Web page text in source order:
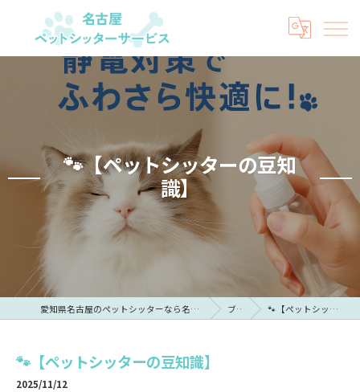
🐾【ペットシッターの豆知
識】
愛知県名古屋のペットシッターなら名古屋ペットシッターサービス ブログ 🐾【ペットシッターの豆知識】
🐾【ペットシッターの豆知識】
2025/11/12